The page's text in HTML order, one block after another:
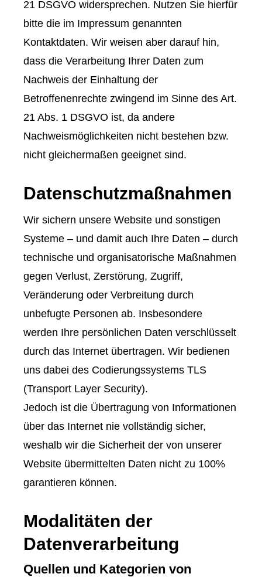
21 DSGVO widersprechen. Nutzen Sie hierfür
bitte die im Impressum genannten
Kontaktdaten. Wir weisen aber darauf hin,
dass die Verarbeitung Ihrer Daten zum
Nachweis der Einhaltung der
Betroffenenrechte zwingend im Sinne des Art.
21 Abs. 1 DSGVO ist, da andere
Nachweismöglichkeiten nicht bestehen bzw.
nicht gleichermaßen geeignet sind.
Datenschutzmaßnahmen
Wir sichern unsere Website und sonstigen
Systeme – und damit auch Ihre Daten – durch
technische und organisatorische Maßnahmen
gegen Verlust, Zerstörung, Zugriff,
Veränderung oder Verbreitung durch
unbefugte Per­sonen ab. Insbesondere
werden Ihre persönlichen Daten verschlüsselt
durch das Internet übertragen. Wir bedienen
uns dabei des Codierungssystems TLS
(Transport Layer Security).
Jedoch ist die Übertragung von Informationen
über das Internet nie vollständig sicher,
weshalb wir die Sicherheit der von unserer
Website übermittelten Daten nicht zu 100%
garantieren können.
Modalitäten der
Datenverarbeitung
Quellen und Kategorien von